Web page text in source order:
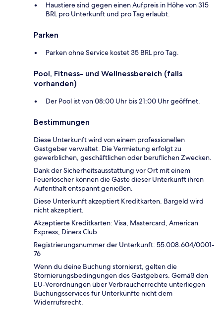
Haustiere sind gegen einen Aufpreis in Höhe von 315
BRL pro Unterkunft und pro Tag erlaubt.
Parken
Parken ohne Service kostet 35 BRL pro Tag.
Pool, Fitness- und Wellnessbereich (falls
vorhanden)
Der Pool ist von 08:00 Uhr bis 21:00 Uhr geöffnet.
Bestimmungen
Diese Unterkunft wird von einem professionellen
Gastgeber verwaltet. Die Vermietung erfolgt zu
gewerblichen, geschäftlichen oder beruflichen Zwecken.
Dank der Sicherheitsausstattung vor Ort mit einem
Feuerlöscher können die Gäste dieser Unterkunft ihren
Aufenthalt entspannt genießen.
Diese Unterkunft akzeptiert Kreditkarten. Bargeld wird
nicht akzeptiert.
Akzeptierte Kreditkarten: Visa, Mastercard, American
Express, Diners Club
Registrierungsnummer der Unterkunft: 55.008.604/0001-
76
Wenn du deine Buchung stornierst, gelten die
Stornierungsbedingungen des Gastgebers. Gemäß den
EU-Verordnungen über Verbraucherrechte unterliegen
Buchungsservices für Unterkünfte nicht dem
Widerrufsrecht.